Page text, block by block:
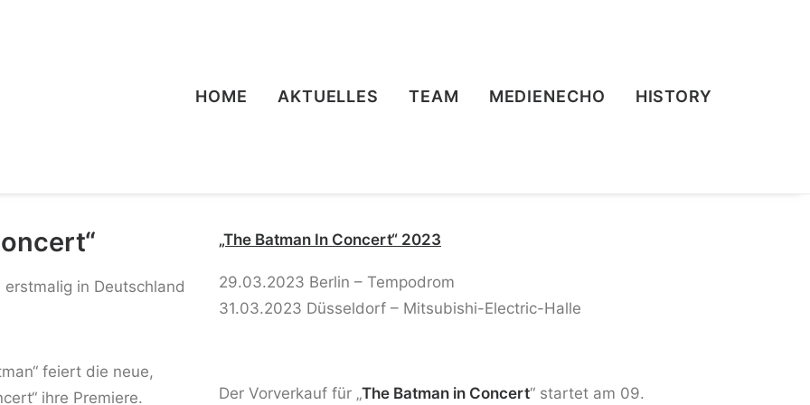
HOME AKTUELLES TEAM MEDIENECHO HISTORY
in Deutschland
feiert die neue,
ihre Premiere.
„The Batman In Concert“ 2023
29.03.2023 Berlin – Tempodrom
31.03.2023 Düsseldorf – Mitsubishi-Electric-Halle
Der Vorverkauf für „The Batman in Concert“ startet am 09.